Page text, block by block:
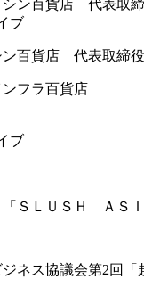
ブ
ン百貨店 代表取締
フラ百貨店
ブ
「ＳＬＵＳＨ ＡＳ